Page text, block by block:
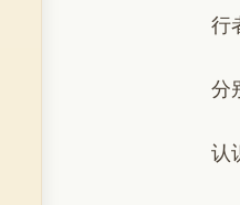
行
分
认